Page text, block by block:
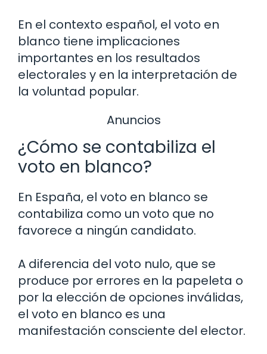
En el contexto español, el voto en
blanco tiene implicaciones
importantes en los resultados
electorales y en la interpretación de
la voluntad popular.
Anuncios
¿Cómo se contabiliza el
voto en blanco?
En España, el voto en blanco se
contabiliza como un voto que no
favorece a ningún candidato.
A diferencia del voto nulo, que se
produce por errores en la papeleta o
por la elección de opciones inválidas,
el voto en blanco es una
manifestación consciente del elector.